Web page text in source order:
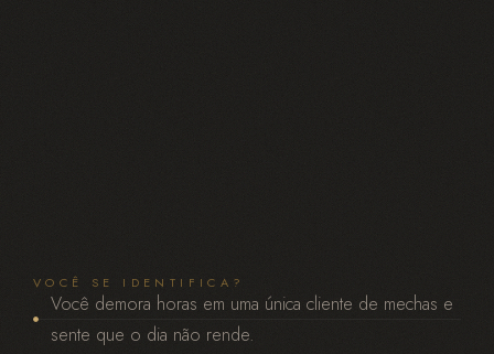
Você demora horas em uma única cliente de mechas e
sente que o dia não rende.
VOCÊ SE IDENTIFICA?